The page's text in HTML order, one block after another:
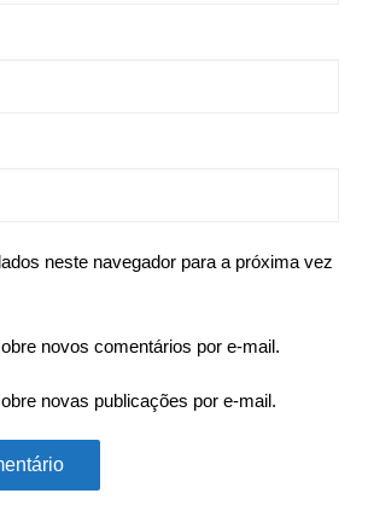
neste navegador para a próxima vez
novos comentários por e-mail.
novas publicações por e-mail.